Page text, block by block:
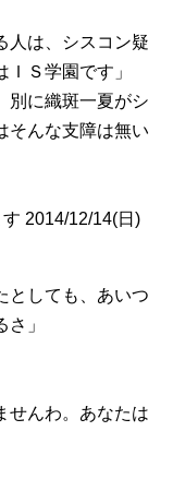
人は、シスコン疑
Ｓ学園です」
別に織斑一夏がシ
そんな支障は無い
2014/12/14(日)
としても、あいつ
」
せんわ。あなたは